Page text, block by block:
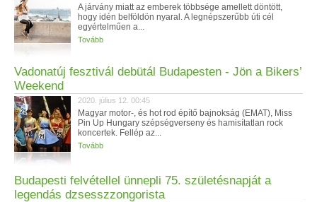
A járvány miatt az emberek többsége amellett döntött,
hogy idén belföldön nyaral. A legnépszerűbb úti cél
egyértelműen a...
Tovább
Vadonatúj fesztivál debütál Budapesten - Jön a Bikers’
Weekend
2020. július 12. 00:45
Magyar motor-, és hot rod építő bajnokság (EMAT), Miss
Pin Up Hungary szépségverseny és hamisítatlan rock
koncertek. Fellép az...
Tovább
Budapesti felvétellel ünnepli 75. születésnapját a
legendás dzsesszzongorista